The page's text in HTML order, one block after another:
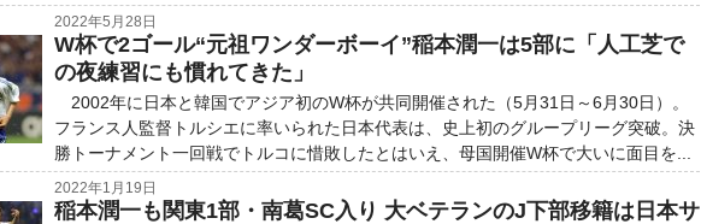
2022年5月28日
W杯で2ゴール“元祖ワンダーボーイ”稲本潤一は5部に「人工芝で
の夜練習にも慣れてきた」
2002年に日本と韓国でアジア初のW杯が共同開催された（5月31日～6月30日）。
フランス人監督トルシエに率いられた日本代表は、史上初のグループリーグ突破。決
勝トーナメント一回戦でトルコに惜敗したとはいえ、母国開催W杯で大いに面目を...
2022年1月19日
稲本潤一も関東1部・南葛SC入り 大ベテランのJ下部移籍は日本サ